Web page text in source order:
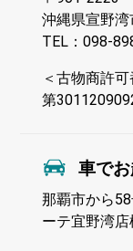
沖縄県宣野
TEL：098-
＜古物商許可
第
車で
那覇市から
ーテ宜野湾店